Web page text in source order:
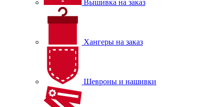
Вышивка на заказ
Хангеры на заказ
Шевроны и нашивки